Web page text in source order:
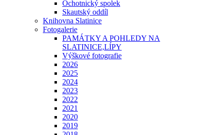
Ochotnický spolek
Skautský oddíl
Knihovna Slatinice
Fotogalerie
PAMÁTKY A POHLEDY NA
SLATINICE,LÍPY
Výškové fotografie
2026
2025
2024
2023
2022
2021
2020
2019